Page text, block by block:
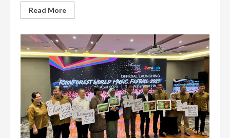
Read MoreRead
more
Fest
Bakal
Guncang
Pontianak
10-
11
Juni:
Hadirkan
Noah,
The
Changcuters,
hingga
Vierratale